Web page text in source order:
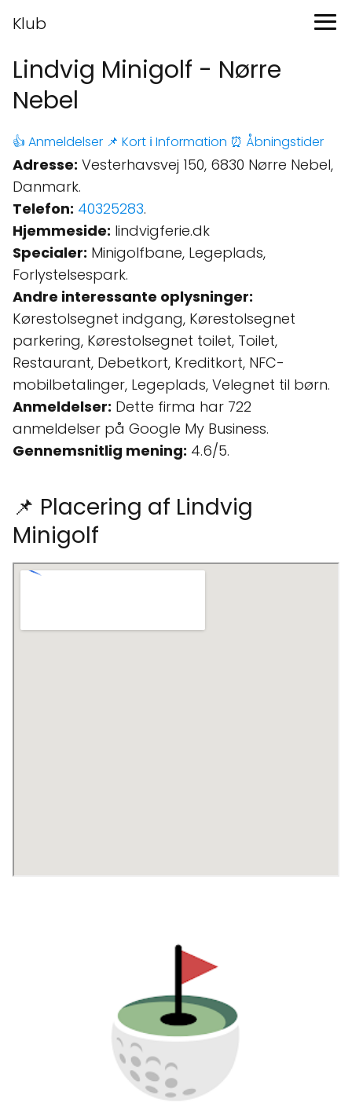
Klub
Lindvig Minigolf - Nørre
Nebel
👍 Anmeldelser 📌 Kort ℹ️ Information ⏰ Åbningstider
Adresse: Vesterhavsvej 150, 6830 Nørre Nebel,
Danmark.
Telefon: 40325283.
Hjemmeside: lindvigferie.dk
Specialer: Minigolfbane, Legeplads,
Forlystelsespark.
Andre interessante oplysninger:
Kørestolsegnet indgang, Kørestolsegnet
parkering, Kørestolsegnet toilet, Toilet,
Restaurant, Debetkort, Kreditkort, NFC-
mobilbetalinger, Legeplads, Velegnet til børn.
Anmeldelser: Dette firma har 722
anmeldelser på Google My Business.
Gennemsnitlig mening: 4.6/5.
📌 Placering af Lindvig
Minigolf